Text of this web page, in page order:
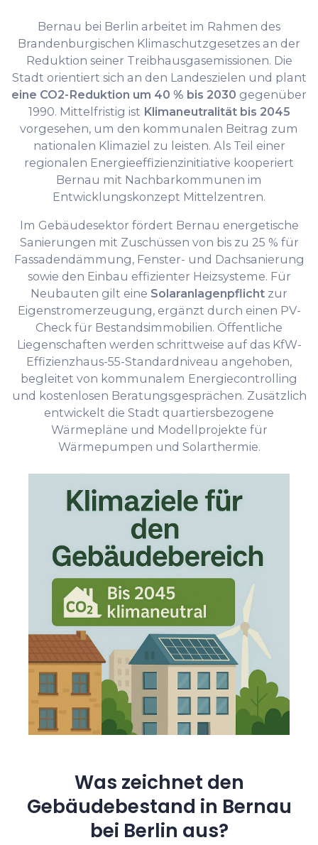
Bernau bei Berlin arbeitet im Rahmen des
Brandenburgischen Klimaschutzgesetzes an der
Reduktion seiner Treibhausgasemissionen. Die
Stadt orientiert sich an den Landeszielen und plant
eine CO2-Reduktion um 40 % bis 2030 gegenüber
1990. Mittelfristig ist Klimaneutralität bis 2045
vorgesehen, um den kommunalen Beitrag zum
nationalen Klimaziel zu leisten. Als Teil einer
regionalen Energieeffizienzinitiative kooperiert
Bernau mit Nachbarkommunen im
Entwicklungskonzept Mittelzentren.
Im Gebäudesektor fördert Bernau energetische
Sanierungen mit Zuschüssen von bis zu 25 % für
Fassadendämmung, Fenster- und Dachsanierung
sowie den Einbau effizienter Heizsysteme. Für
Neubauten gilt eine Solaranlagenpflicht zur
Eigenstromerzeugung, ergänzt durch einen PV-
Check für Bestandsimmobilien. Öffentliche
Liegenschaften werden schrittweise auf das KfW-
Effizienzhaus-55-Standardniveau angehoben,
begleitet von kommunalem Energiecontrolling
und kostenlosen Beratungsgesprächen. Zusätzlich
entwickelt die Stadt quartiersbezogene
Wärmepläne und Modellprojekte für
Wärmepumpen und Solarthermie.
Was zeichnet den
Gebäudebestand in Bernau
bei Berlin aus?